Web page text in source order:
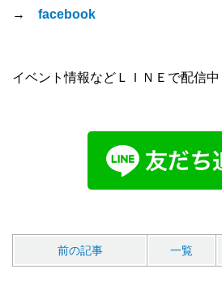
→ facebook
イベント情報などＬＩＮＥで配信中
前の記事 一覧